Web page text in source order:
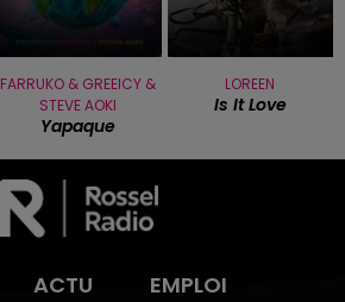
FARRUKO & GREEICY &
STEVE AOKI
Yapaque
LOREEN
Is It Love
ACTU
EMPLOI